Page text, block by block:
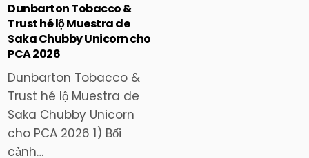
Dunbarton Tobacco &
Trust hé lộ Muestra de
Saka Chubby Unicorn cho
PCA 2026
Dunbarton Tobacco &
Trust hé lộ Muestra de
Saka Chubby Unicorn
cho PCA 2026 1) Bối
cảnh…